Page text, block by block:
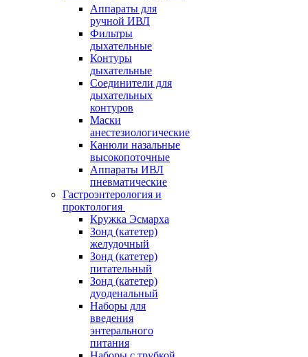
Аппараты для
ручной ИВЛ
Фильтры
дыхательные
Контуры
дыхательные
Соединители для
дыхательных
контуров
Маски
анестезиологические
Канюли назальные
высокопоточные
Аппараты ИВЛ
пневматические
Гастроэнтерология и
проктология
Кружка Эсмарха
Зонд (катетер)
желудочный
Зонд (катетер)
питательный
Зонд (катетер)
дуоденальный
Наборы для
введения
энтерального
питания